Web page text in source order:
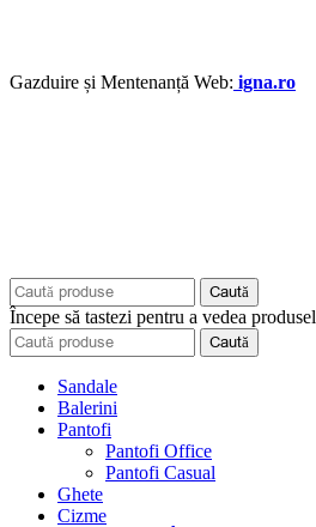
Gazduire și Mentenanță Web: igna.ro
Caută
Începe să tastezi pentru a vedea
Caută
Sandale
Balerini
Pantofi
Pantofi Office
Pantofi Casual
Ghete
Cizme